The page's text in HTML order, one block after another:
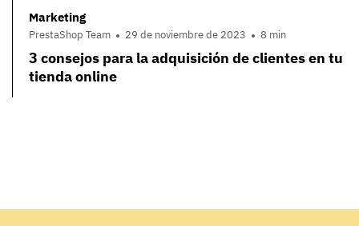
Marketing
PrestaShop Team 29 de noviembre de 2023 8 min
3 consejos para la adquisición de clientes en tu
tienda online